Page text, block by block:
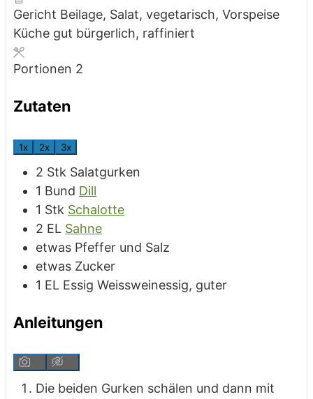
Gericht Beilage, Salat, vegetarisch, Vorspeise
Küche gut bürgerlich, raffiniert
Portionen 2
Zutaten
1x 2x 3x
2 Stk Salatgurken
1 Bund Dill
1 Stk Schalotte
2 EL Sahne
etwas Pfeffer und Salz
etwas Zucker
1 EL Essig Weissweinessig, guter
Anleitungen
Die beiden Gurken schälen und dann mit